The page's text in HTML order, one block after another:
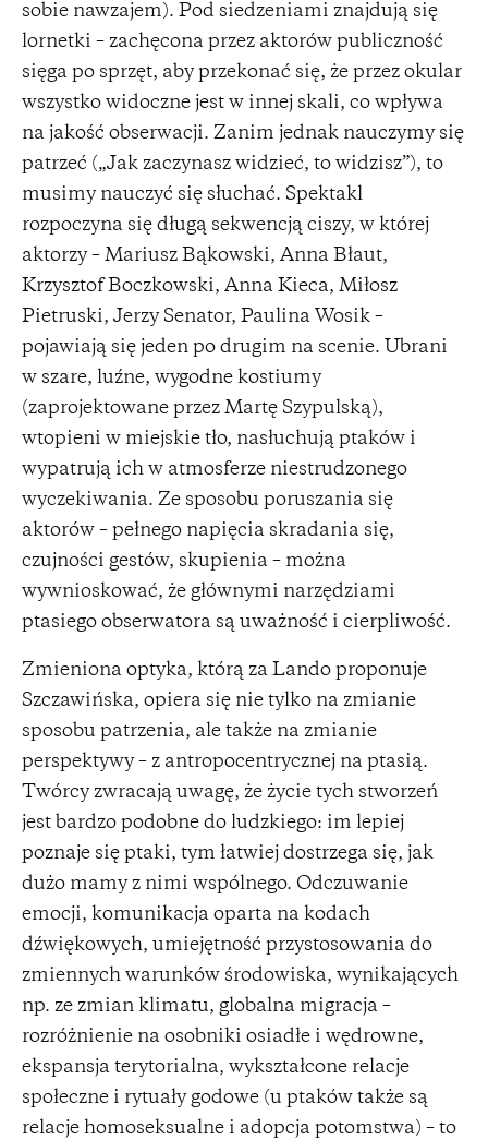
sobie nawzajem). Pod siedzeniami znajdują się
lornetki – zachęcona przez aktorów publiczność
sięga po sprzęt, aby przekonać się, że przez okular
wszystko widoczne jest w innej skali, co wpływa
na jakość obserwacji. Zanim jednak nauczymy się
patrzeć („Jak zaczynasz widzieć, to widzisz”), to
musimy nauczyć się słuchać. Spektakl
rozpoczyna się długą sekwencją ciszy, w której
aktorzy – Mariusz Bąkowski, Anna Błaut,
Krzysztof Boczkowski, Anna Kieca, Miłosz
Pietruski, Jerzy Senator, Paulina Wosik –
pojawiają się jeden po drugim na scenie. Ubrani
w szare, luźne, wygodne kostiumy
(zaprojektowane przez Martę Szypulską),
wtopieni w miejskie tło, nasłuchują ptaków i
wypatrują ich w atmosferze niestrudzonego
wyczekiwania. Ze sposobu poruszania się
aktorów – pełnego napięcia skradania się,
czujności gestów, skupienia – można
wywnioskować, że głównymi narzędziami
ptasiego obserwatora są uważność i cierpliwość.
Zmieniona optyka, którą za Lando proponuje
Szczawińska, opiera się nie tylko na zmianie
sposobu patrzenia, ale także na zmianie
perspektywy – z antropocentrycznej na ptasią.
Twórcy zwracają uwagę, że życie tych stworzeń
jest bardzo podobne do ludzkiego: im lepiej
poznaje się ptaki, tym łatwiej dostrzega się, jak
dużo mamy z nimi wspólnego. Odczuwanie
emocji, komunikacja oparta na kodach
dźwiękowych, umiejętność przystosowania do
zmiennych warunków środowiska, wynikających
np. ze zmian klimatu, globalna migracja –
rozróżnienie na osobniki osiadłe i wędrowne,
ekspansja terytorialna, wykształcone relacje
społeczne i rytuały godowe (u ptaków także są
relacje homoseksualne i adopcja potomstwa) – to